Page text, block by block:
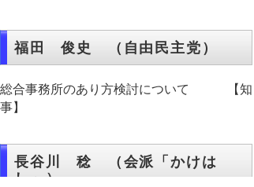
福田 俊史 （自由民主党）
総合事務所のあり方検討について 【知
事】
長谷川 稔 （会派「かけは
し」）